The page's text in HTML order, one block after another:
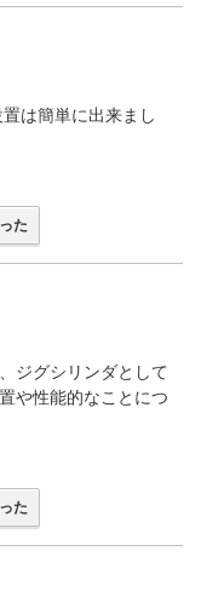
は簡単に出来まし
た
ジグシリンダとして
や性能的なことにつ
た